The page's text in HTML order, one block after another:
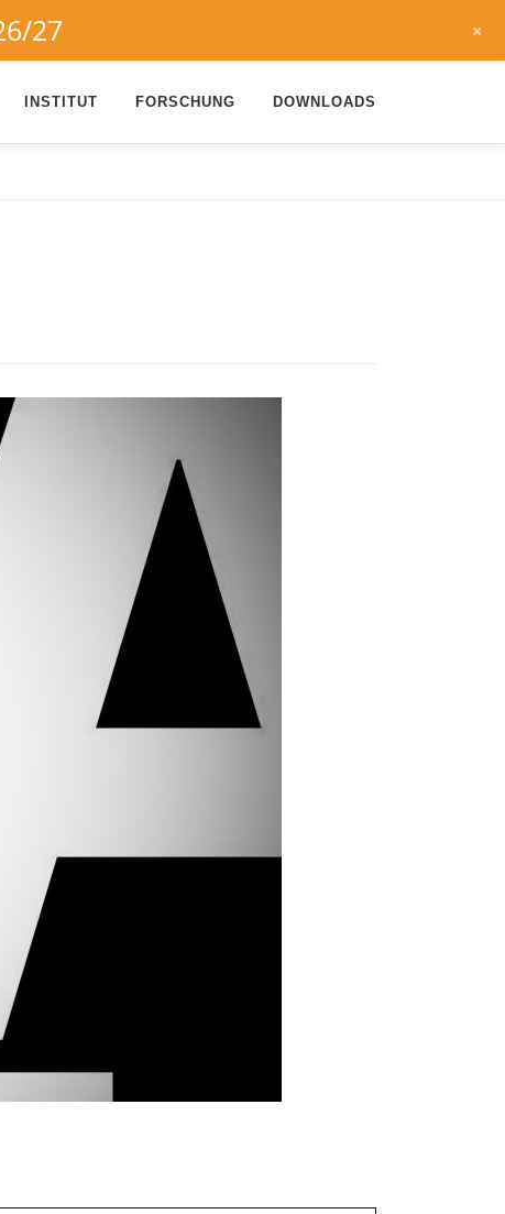
INSTITUT FORSCHUNG DOWNLOADS
27 +